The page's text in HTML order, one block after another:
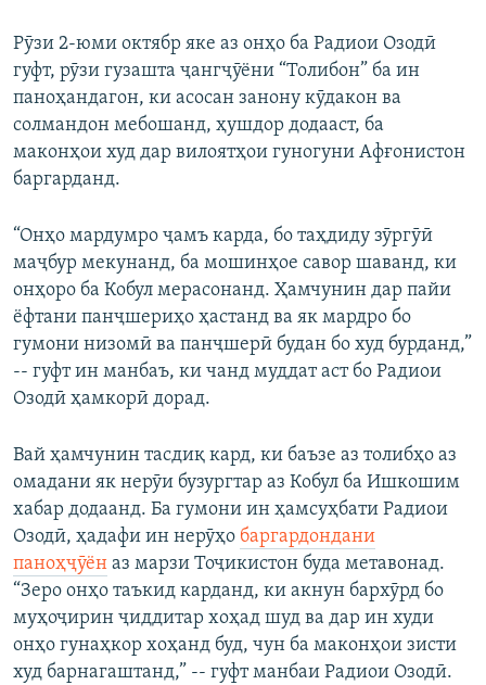
Рӯзи 2-юми октябр яке аз онҳо ба Радиои Озодӣ
гуфт, рӯзи гузашта ҷангҷӯёни “Толибон” ба ин
паноҳандагон, ки асосан занону кӯдакон ва
солмандон мебошанд, ҳушдор додааст, ба
маконҳои худ дар вилоятҳои гуногуни Афғонистон
баргарданд.
“Онҳо мардумро ҷамъ карда, бо таҳдиду зӯргӯӣ
маҷбур мекунанд, ба мошинҳое савор шаванд, ки
онҳоро ба Кобул мерасонанд. Ҳамчунин дар пайи
ёфтани панҷшериҳо ҳастанд ва як мардро бо
гумони низомӣ ва панҷшерӣ будан бо худ бурданд,”
-- гуфт ин манбаъ, ки чанд муддат аст бо Радиои
Озодӣ ҳамкорӣ дорад.
Вай ҳамчунин тасдиқ кард, ки баъзе аз толибҳо аз
омадани як нерӯи бузургтар аз Кобул ба Ишкошим
хабар додаанд. Ба гумони ин ҳамсуҳбати Радиои
Озодӣ, ҳадафи ин нерӯҳо баргардондани
паноҳҷӯён аз марзи Тоҷикистон буда метавонад.
“Зеро онҳо таъкид карданд, ки акнун бархӯрд бо
муҳоҷирин ҷиддитар хоҳад шуд ва дар ин худи
онҳо гунаҳкор хоҳанд буд, чун ба маконҳои зисти
худ барнагаштанд,” -- гуфт манбаи Радиои Озодӣ.